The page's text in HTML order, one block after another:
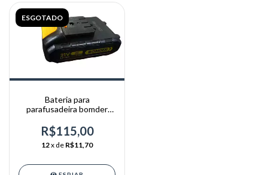
ESGOTADO
Bateria para
parafusadeira bomder
R$115,00
12x de R$11,70